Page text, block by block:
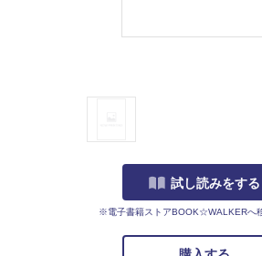
試し読みをする
※電子書籍ストアBOOK☆WALKERへ移